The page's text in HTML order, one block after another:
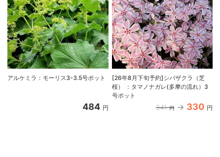
アルケミラ：モーリス3-3.5号ポット
484 円
[26年8月下旬予約]シバザクラ（芝
桜） ：タマノナガレ(多摩の流れ）3
号ポット
341 円 330 円